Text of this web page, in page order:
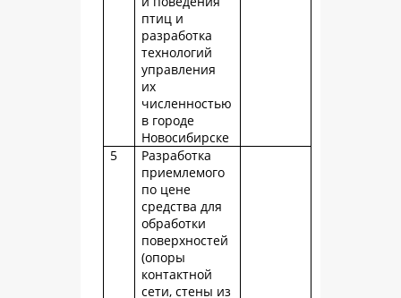
птиц и
разработка
технологий
управления
их
численностью
в городе
Новосибирске
5
Разработка
приемлемого
по цене
средства для
обработки
поверхностей
(опоры
контактной
сети, стены из